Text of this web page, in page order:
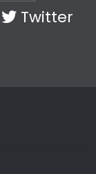
Twitter